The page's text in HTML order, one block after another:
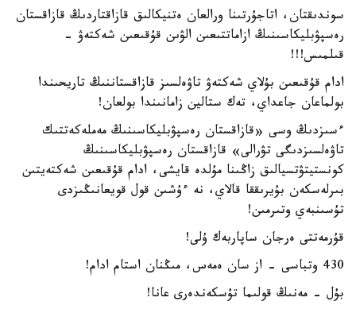
سوندىقتان، اتاجۇرتىنا ورالعان ەتنيكالىق قازاقتاردىڭ قازاقستان
رەسپۋبليكاسىنىڭ ازاماتتىعىن الۋىن قۇقىعىن شەكتەۋ -
قىلمىس!!!
ادام قۇقىعىن بۇلاي شەكتەۋ تاۋەلسىز قازاقستاننىڭ تاريحىندا
بولماعان جاعداي، تەك ستالين زامانىندا بولعان!
ءسىزدىڭ وسى «قازاقستان رەسپۋبليكاسىنىڭ مەملەكەتتىك
تاۋەلسىزدىگى تۋرالى» قازاقستان رەسپۋبليكاسىنىڭ
كونستيتۋتسيالىق زاڭىنا مۇلدە قايشى، ادام قۇقىعىن شەكتەيتىن
بىرلەسكەن بۇيرىققا قالاي، نە ءۇشىن قول قويعانىڭىزدى
تۇسىنبەي وتىرمىن!
قۇرمەتتى ەرجان ساپاربەك ۇلى!
430 وتباسى - از سان ەمەس، مىڭنان استام ادام!
بۇل - مەنىڭ قولىما تۇسكەندەرى عانا!